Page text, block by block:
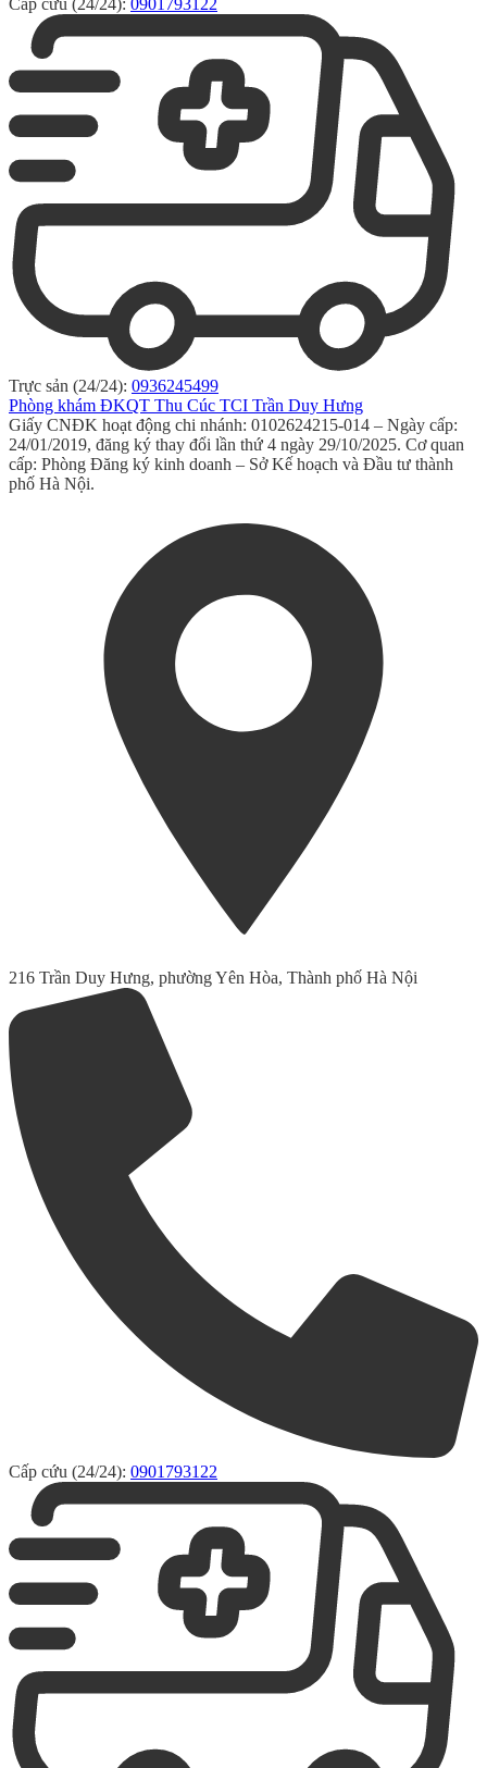
Trực sản (24/24): 0936245499
Phòng khám ĐKQT Thu Cúc TCI Trần Duy Hưng
Giấy CNĐK hoạt động chi nhánh: 0102624215-014 – Ngày cấp:
24/01/2019, đăng ký thay đổi lần thứ 4 ngày 29/10/2025. Cơ quan
cấp: Phòng Đăng ký kinh doanh – Sở Kế hoạch và Đầu tư thành
phố Hà Nội.
216 Trần Duy Hưng, phường Yên Hòa, Thành phố Hà Nội
Cấp cứu (24/24): 0901793122